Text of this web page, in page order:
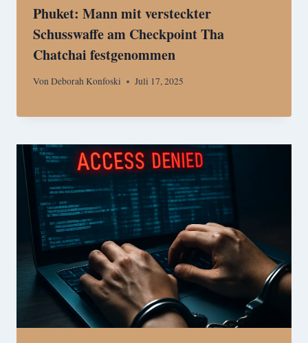
Phuket: Mann mit versteckter
Schusswaffe am Checkpoint Tha
Chatchai festgenommen
VonDeborah Konfoski Juli 17, 2025